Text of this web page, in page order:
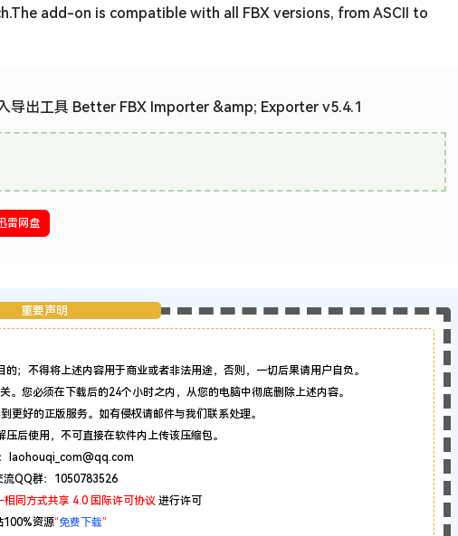
add-on is compatible with all FBX versions, from ASCII to
导出工具 Better FBX Importer &amp; Exporter v5.4.1
雷网盘
重要声明
；不得将上述内容用于商业或者非法用途，否则，一切后果请用户自负。
您必须在下载后的24个小时之内，从您的电脑中彻底删除上述内容。
更好的正版服务。如有侵权请邮件与我们联系处理。
后使用，不可直接在软件内上传该压缩包。
laohouqi_com@qq.com
流QQ群：1050783526
同方式共享 4.0 国际许可协议 进行许可
100%资源“免费下载”